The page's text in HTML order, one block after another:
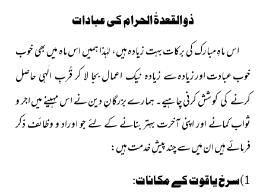
ذو القعدۃُ الحرام کی عبادات
اس ماہِ مبارک کی برکات بہت زیادہ ہیں، لہٰذا ہمیں اس ماہ میں بھی خوب
خوب عبادت اور زیادہسے زیادہ نیک اعمال بجا لا کر قُربِ الٰہی حاصل
کرنے کی کوششکرنی چاہیے۔ ہمارے بزرگانِ دین نے اس مہینے میں اجر و
ثواب کمانے اور اپنی آخرت بہتر بنانے کے لئے جو اوراد و وظائف ذکر
فرمائے ہیں ان میں سے چند پیشِ خدمت ہیں:
1)سرخ یاقوت کے مکانات: